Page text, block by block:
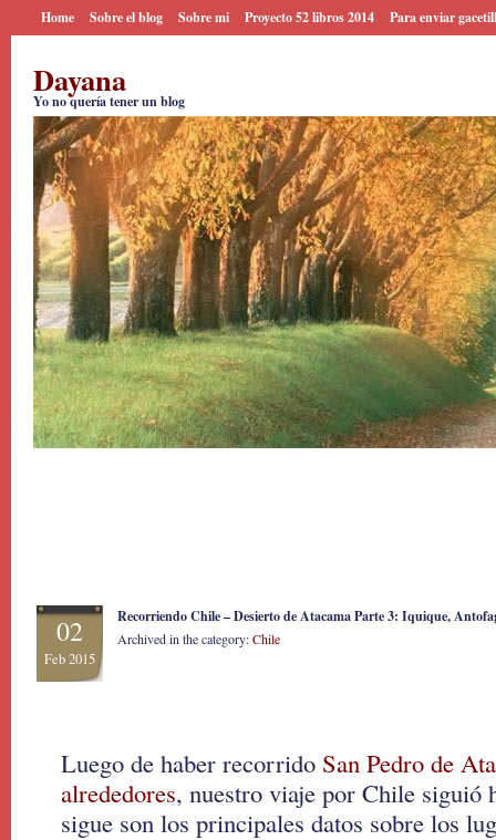
Home Sobre el blog Sobre mi Proyecto 52 libros 2014 Para enviar
Dayana
Yo no quería tener un blog
02
Feb 2015
Recorriendo Chile – Desierto de Atacama Parte 3: Iquique,
Archived in the category:Chile
Luego de haber recorrido San Pedro de
alrededores, nuestro viaje por Chile siguió
sigue son los principales datos sobre los